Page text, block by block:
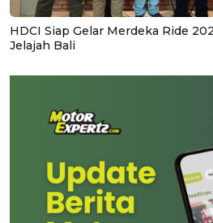
HDCI Siap Gelar Merdeka Ride
Jelajah Bali